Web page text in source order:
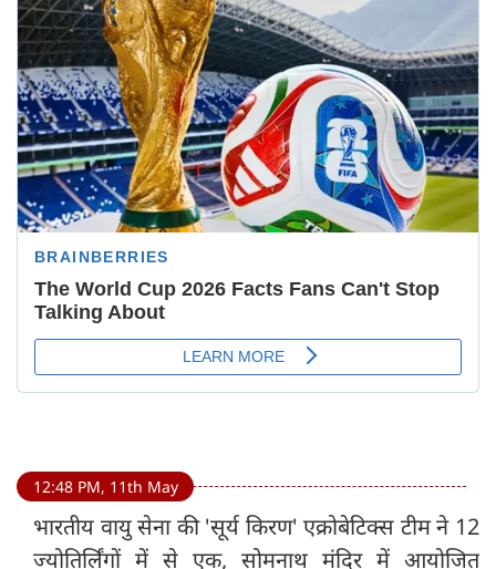
12:48 PM, 11th May
भारतीय वायु सेना की 'सूर्य किरण' एक्रोबेटिक्स टीम ने 12
ज्योतिर्लिंगों में से एक, सोमनाथ मंदिर में आयोजित